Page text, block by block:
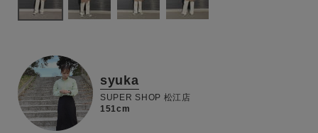
syuka
SUPER SHOP 松江店
151cm